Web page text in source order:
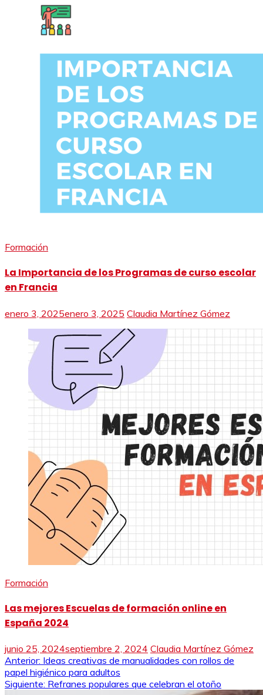
Formación
La Importancia de los Programas de curso escolar
en Francia
enero 3, 2025enero 3, 2025 Claudia Martínez Gómez
Formación
Las mejores Escuelas de formación online en
España 2024
junio 25, 2024septiembre 2, 2024 Claudia Martínez Gómez
Navegación
de
Anterior: Ideas creativas de manualidades con rollos de
papel higiénico para adultos
Siguiente: Refranes populares que celebran el otoño